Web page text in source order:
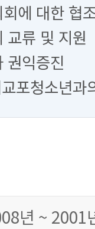
에 대한 협
교류 및 지원
권익증진
포청소년과
년 ~ 2001